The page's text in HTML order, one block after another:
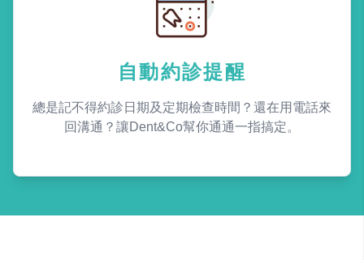
自動約診提醒
總是記不得約診日期及定期檢查時間？還在用電話來
回溝通？讓Dent&Co幫你通通一指搞定。